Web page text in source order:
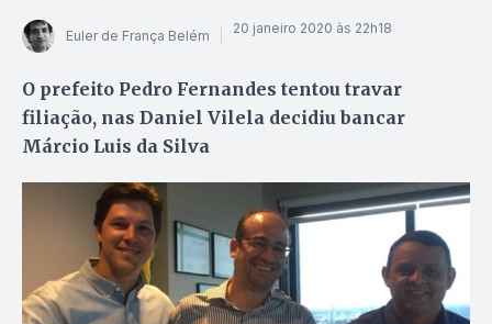
Euler de França Belém 20 janeiro 2020 às 22h18
O prefeito Pedro Fernandes tentou travar
filiação, nas Daniel Vilela decidiu bancar
Márcio Luis da Silva